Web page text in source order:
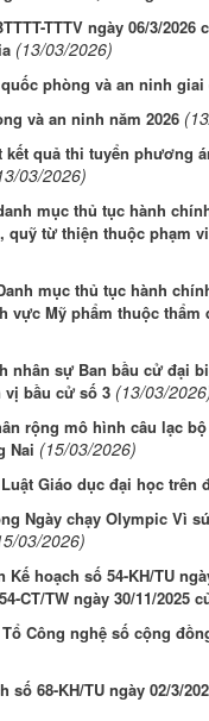
TTTV ngày 06/3/
(13/03/2026)
phòng và an ninh giai
và an ninh năm 2026
kết quả thi tuyển phương
03/2026)
mục thủ tục hành
quỹ từ thiện thuộc phạm
mục thủ tục hành
Mỹ phẩm thuộc thẩm
nhân sự Ban bầu cử đại
vị bầu cử số 3 (13/03/
rộng mô hình câu lạc
Nai (15/03/2026)
Giáo dục đại học trên
Ngày chạy Olympic Vì
03/2026)
hoạch số 54-KH/TU
CT/TW ngày 30/11/2025
Công nghệ số cộng
số 68-KH/TU ngày 02/3/